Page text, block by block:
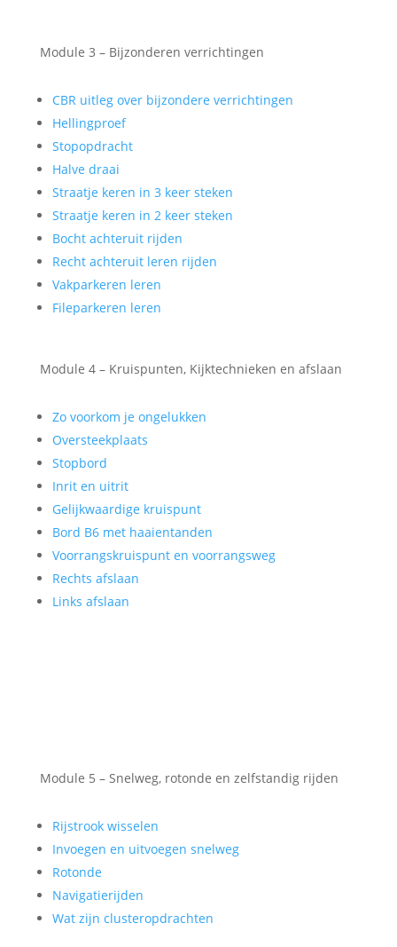
Module 3 – Bijzonderen verrichtingen
CBR uitleg over bijzondere verrichtingen
Hellingproef
Stopopdracht
Halve draai
Straatje keren in 3 keer steken
Straatje keren in 2 keer steken
Bocht achteruit rijden
Recht achteruit leren rijden
Vakparkeren leren
Fileparkeren leren
Module 4 – Kruispunten, Kijktechnieken en afslaan
Zo voorkom je ongelukken
Oversteekplaats
Stopbord
Inrit en uitrit
Gelijkwaardige kruispunt
Bord B6 met haaientanden
Voorrangskruispunt en voorrangsweg
Rechts afslaan
Links afslaan
Module 5 – Snelweg, rotonde en zelfstandig rijden
Rijstrook wisselen
Invoegen en uitvoegen snelweg
Rotonde
Navigatierijden
Wat zijn clusteropdrachten